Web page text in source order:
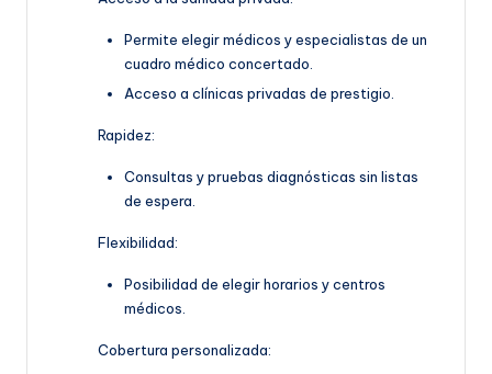
Permite elegir médicos y especialistas de un
cuadro médico concertado.
Acceso a clínicas privadas de prestigio.
Rapidez:
Consultas y pruebas diagnósticas sin listas
de espera.
Flexibilidad:
Posibilidad de elegir horarios y centros
médicos.
Cobertura personalizada: